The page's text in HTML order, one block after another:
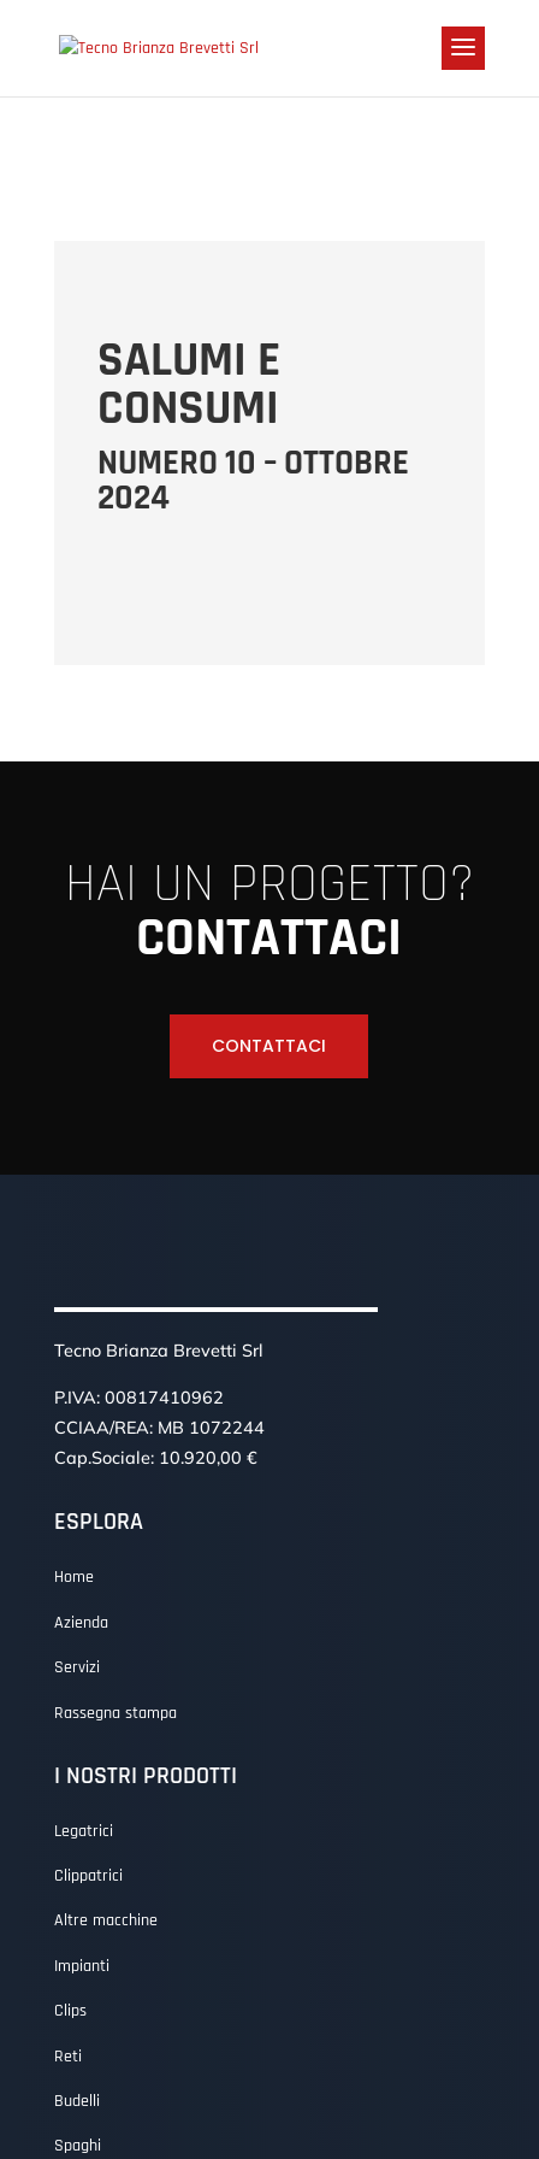
SALUMI E
CONSUMI
NUMERO 10 – OTTOBRE
2024
HAI UN PROGETTO?
CONTATTACI
CONTATTACI
Tecno Brianza Brevetti Srl
P.IVA: 00817410962
CCIAA/REA: MB 1072244
Cap.Sociale: 10.920,00 €
ESPLORA
Home
Azienda
Servizi
Rassegna stampa
I NOSTRI PRODOTTI
Legatrici
Clippatrici
Altre macchine
Impianti
Clips
Reti
Budelli
Spaghi